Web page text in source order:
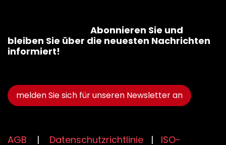
Abonnieren Sie und
bleiben Sie über die neuesten Nachrichten
informiert!
melden Sie sich für unseren Newsletter an
AGB | Datenschutzrichtlinie | ISO-